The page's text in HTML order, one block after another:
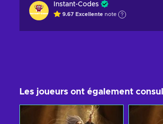
Instant-Codes
9.67 Excellente note
Les joueurs ont également